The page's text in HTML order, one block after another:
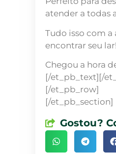
atender a todas
Tudo isso com
encontrar seu lar!
Chegou a hora
[/et_pb_text][/
[/et_pb_row]
[/et_pb_section]
Gostou?